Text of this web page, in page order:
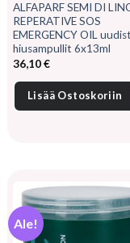
ALFAPARF SEMI DI
REPERATIVE SOS
EMERGENCY OIL
hiusampullit 6x13ml
36,10€
Lisää Ostoskoriin
Ale!